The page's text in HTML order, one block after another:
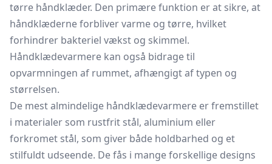
tørre håndklæder. Den primære funktion er at sikre, at
håndklæderne forbliver varme og tørre, hvilket
forhindrer bakteriel vækst og skimmel.
Håndklædevarmere kan også bidrage til
opvarmningen af rummet, afhængigt af typen og
størrelsen.
De mest almindelige håndklædevarmere er fremstillet
i materialer som rustfrit stål, aluminium eller
forkromet stål, som giver både holdbarhed og et
stilfuldt udseende. De fås i mange forskellige designs